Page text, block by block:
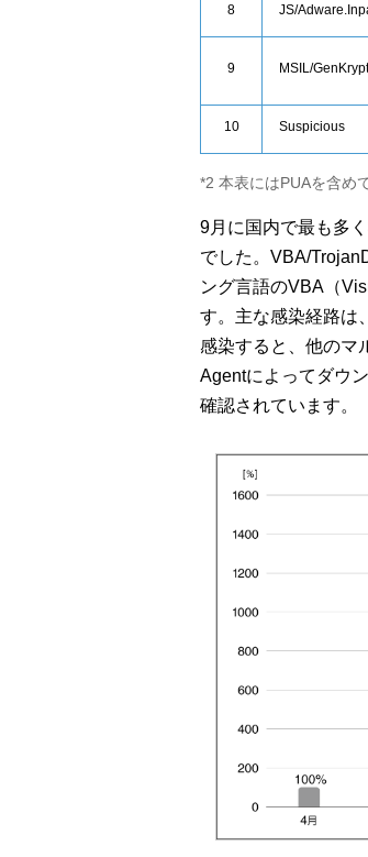
8 JS/
9 MSIL/
10 Suspicious
*2 本表にはPUAを含め
9月に国内で最も多
でした。VBA/
ング言語のVBA（
す。主な感染経路は
感染すると、他のマ
Agentによってダウ
確認されています。